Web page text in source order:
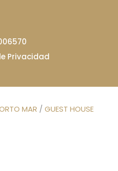
Privacidad
MAR / GUEST HOUSE